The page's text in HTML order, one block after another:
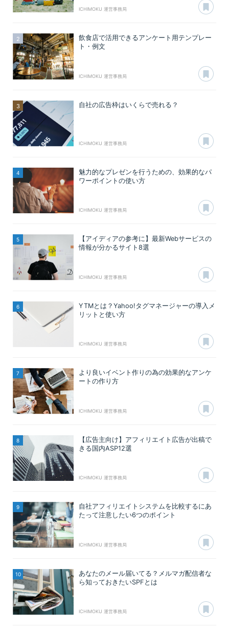
ICHIMOKU 運営事務局
飲食店で活用できるアンケート用テンプレー
ト・例文
ICHIMOKU 運営事務局
自社の広告枠はいくらで売れる？
ICHIMOKU 運営事務局
魅力的なプレゼンを行うための、効果的なパ
ワーポイントの使い方
ICHIMOKU 運営事務局
【アイディアの参考に】最新Webサービスの
情報が分かるサイト8選
ICHIMOKU 運営事務局
YTMとは？Yahoo!タグマネージャーの導入メ
リットと使い方
ICHIMOKU 運営事務局
より良いイベント作りの為の効果的なアンケ
ートの作り方
ICHIMOKU 運営事務局
【広告主向け】アフィリエイト広告が出稿で
きる国内ASP12選
ICHIMOKU 運営事務局
自社アフィリエイトシステムを比較するにあ
たって注意したい6つのポイント
ICHIMOKU 運営事務局
あなたのメール届いてる？メルマガ配信者な
ら知っておきたいSPFとは
ICHIMOKU 運営事務局